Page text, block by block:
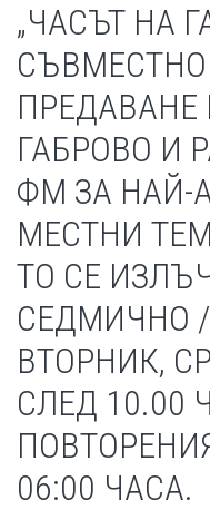
„ЧАСЪТ НА
ГАБРОВО И
ФМ ЗА НАЙ-
МЕСТНИ
ТО СЕ
СЕДМИЧНО
ВТОРНИК,
СЛЕД 10.00
06:00 ЧАСА.